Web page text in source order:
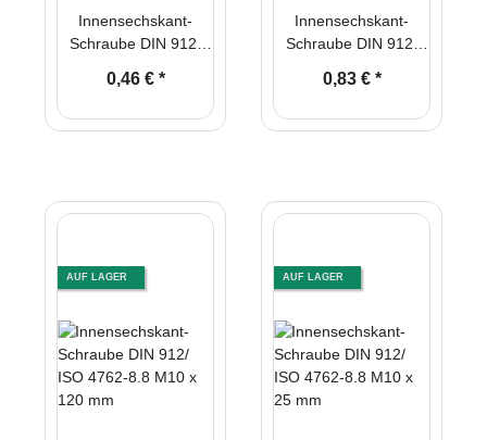
Innensechskant-
Schraube DIN 912/
100 mm
0,46 € *
Innensechskant-
Schraube DIN 912/
110 mm
0,83 € *
AUF LAGER AUF LAGER